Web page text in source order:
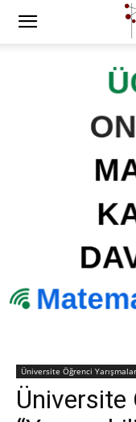
Üniversite Öğrenci
Üniversite